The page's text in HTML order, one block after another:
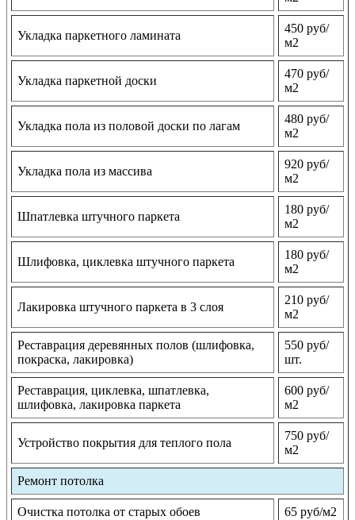
Укладка паркетного ламината
450 руб/
м2
Укладка паркетной доски
470 руб/
м2
Укладка пола из половой доски по лагам
480 руб/
м2
Укладка пола из массива
920 руб/
м2
Шпатлевка штучного паркета
180 руб/
м2
Шлифовка, циклевка штучного паркета
180 руб/
м2
Лакировка штучного паркета в 3 слоя
210 руб/
м2
Реставрация деревянных полов (шлифовка,
покраска, лакировка)
550 руб/
шт.
Реставрация, циклевка, шпатлевка,
шлифовка, лакировка паркета
600 руб/
м2
Устройство покрытия для теплого пола
750 руб/
м2
Ремонт потолка
Очистка потолка от старых обоев 65 руб/м2